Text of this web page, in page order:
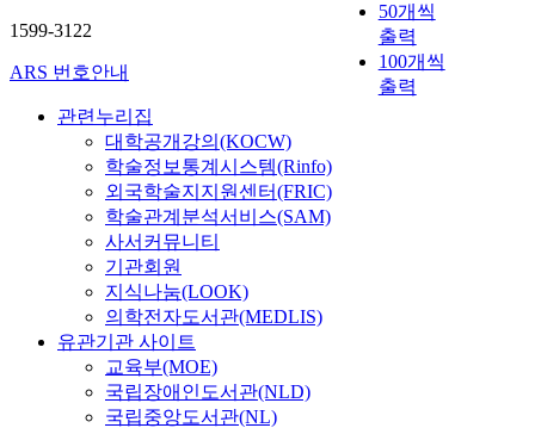
50개씩
출력
100개씩
출력
1599-3122
ARS 번호안내
관련누리집
대학공개강의(KOCW)
학술정보통계시스템(Rinfo)
외국학술지지원센터(FRIC)
학술관계분석서비스(SAM)
사서커뮤니티
기관회원
지식나눔(LOOK)
의학전자도서관(MEDLIS)
유관기관 사이트
교육부(MOE)
국립장애인도서관(NLD)
국립중앙도서관(NL)